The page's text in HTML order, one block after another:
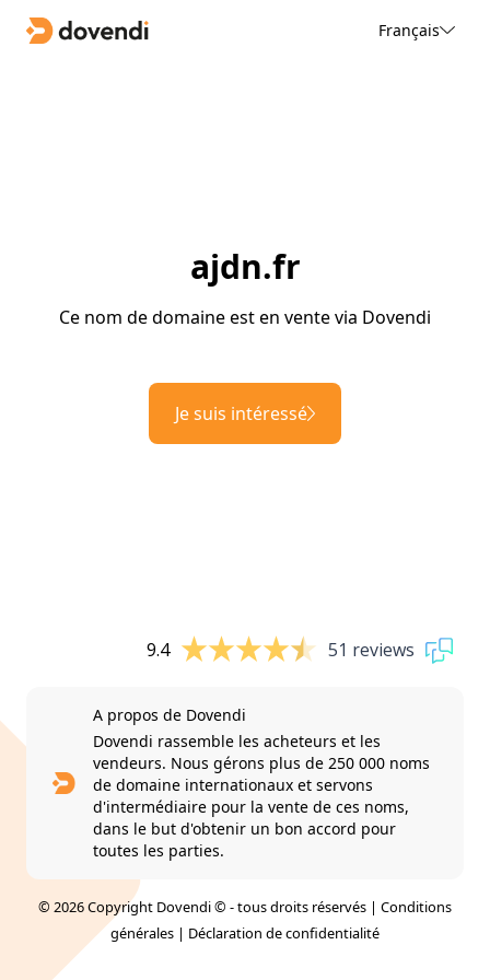
Français
ajdn.fr
Ce nom de domaine est en vente via Dovendi
Je suis intéressé
9.4 51 reviews
A propos de Dovendi
Dovendi rassemble les acheteurs et les
vendeurs. Nous gérons plus de 250 000 noms
de domaine internationaux et servons
d'intermédiaire pour la vente de ces noms,
dans le but d'obtenir un bon accord pour
toutes les parties.
© 2026 Copyright Dovendi © - tous droits réservés | Conditions
générales | Déclaration de confidentialité